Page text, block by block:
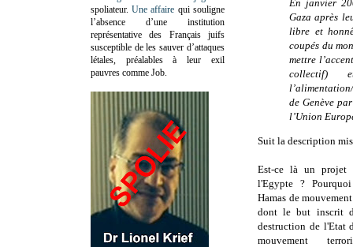
En janvier
Gaza après
libre et
coupés du
mettre
collectif)
de Genève
l’Union
Suit la description
Est-ce là un
l'Egypte ?
Hamas de
dont le but inscrit
destruction de l'Etat
mouvement
spoliateur.Une affaire qui souligne
l’absence d’une institution
représentative des Français juifs
susceptible de les sauver d’attaques
létales, préalables à leur exil
pauvres comme Job.